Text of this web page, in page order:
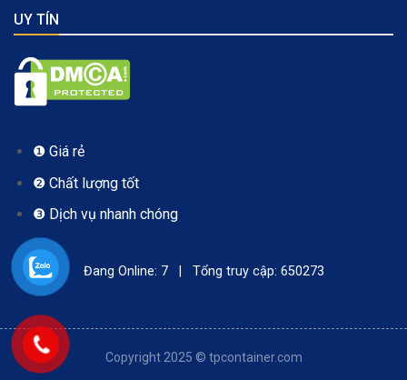
UY TÍN
❶ Giá rẻ
❷ Chất lượng tốt
❸ Dịch vụ nhanh chóng
Đang Online: 7 | Tổng truy cập: 650273
Copyright 2025 © tpcontainer.com